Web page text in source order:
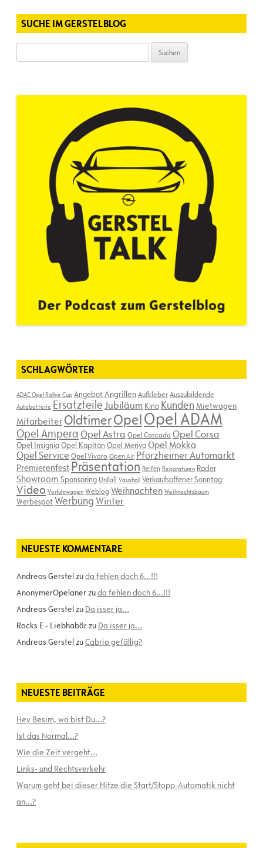
SUCHE IM GERSTELBLOG
nach:
SCHLAGWÖRTER
ADAC Opel Rallye Cup AngebotAngrillenAufkleberAuszubildende
Autobatterie ErsatzteileJubiläum Kino KundenMietwagen
Mitarbeiter OldtimerOpelOpel ADAM
Opel AmperaOpel Astra Opel Cascada Opel Corsa
Opel InsigniaOpel Kapitän Opel MerivaOpel Mokka
Opel ServiceOpel Vivaro Open Air Pforzheimer Automarkt
Premierenfest Präsentation Reifen Reparaturen Räder
Showroom Sponsoring Unfall Vauxhall Verkaufsoffener Sonntag
Video Vorführwagen Weblog Weihnachten Weihnachtsbaum
WerbespotWerbungWinter
NEUESTE KOMMENTARE
Andreas Gerstelzuda fehlen doch 6…!!!
AnonymerOpelanerzuda fehlen doch 6…!!!
Andreas Gerstelzu Da isser ja…
Rocks E - Liebhabärzu Da isser ja…
Andreas GerstelzuCabrio gefällig?
NEUESTE BEITRÄGE
Hey Besim, wo bist Du…?
Ist das Normal…?
Wie die Zeit vergeht…
Links- und Rechtsverkehr
Warum geht bei dieser Hitze die Start/Stopp-Automatik nicht
an…?